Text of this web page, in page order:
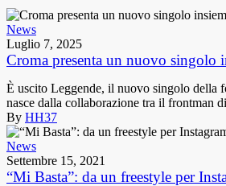
News
Luglio 7, 2025
Croma presenta un nuovo singolo
È uscito Leggende, il nuovo singolo della
nasce dalla collaborazione tra il frontman di
By HH37
News
Settembre 15, 2021
“Mi Basta”: da un freestyle per